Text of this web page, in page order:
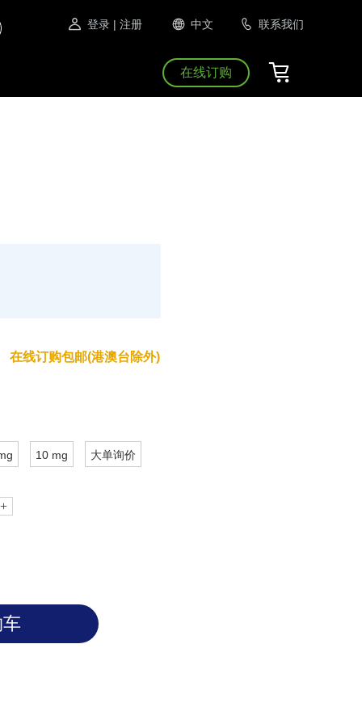
登录 | 注册 中文 联系我们
在线订购
在线订购包邮(港澳台除外)
10 mg 大单询价